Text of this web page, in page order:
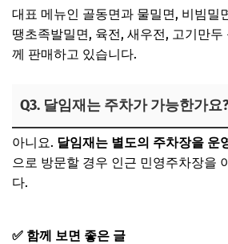
대표 메뉴인 골동면과 물밀면, 비빔밀
땡초족발밀면, 육전, 새우전, 고기만
께 판매하고 있습니다.
Q3. 달임재는 주차가 가능한가요
아니요. 달임재는 별도의 주차장을 운
으로 방문할 경우 인근 민영주차장을
다.
✅ 함께 보면 좋은 글